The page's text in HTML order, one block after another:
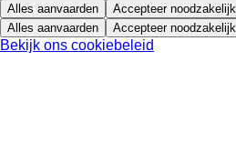
Alles aanvaarden Accepteer noodzakelijk
Alles aanvaarden
Accepteer noodzakelijk
Bekijk ons cookiebeleid